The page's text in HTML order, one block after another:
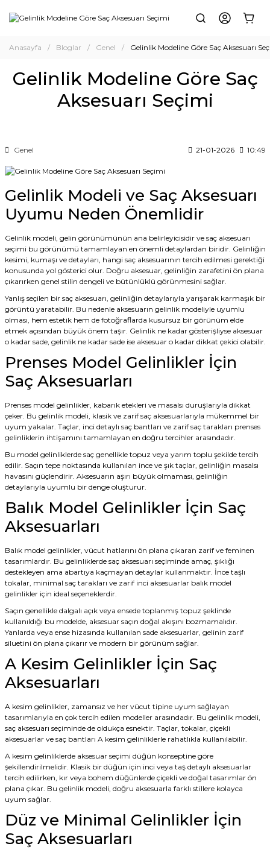
Anasayfa Bloglar Genel Gelinlik Modeline Göre Saç Aksesuarı
Gelinlik Modeline Göre Saç
Aksesuarı Seçimi
Genel 21-01-2026 10:49
Gelinlik Modeli ve Saç Aksesuarı
Uyumu Neden Önemlidir
Gelinlik modeli, gelin görünümünün ana belirleyicisidir ve saç aksesuarı
seçimi bu görünümü tamamlayan en önemli detaylardan biridir. Gelinliğin
kesimi, kumaşı ve detayları, hangi saç aksesuarının tercih edilmesi gerektiği
konusunda yol gösterici olur. Doğru aksesuar, gelinliğin zarafetini ön plana
çıkarırken genel stilin dengeli ve bütünlüklü görünmesini sağlar.
Yanlış seçilen bir saç aksesuarı, gelinliğin detaylarıyla yarışarak karmaşık bir
görüntü yaratabilir. Bu nedenle aksesuarın gelinlik modeliyle uyumlu
olması, hem estetik hem de fotoğraflarda kusursuz bir görünüm elde
etmek açısından büyük önem taşır. Gelinlik ne kadar gösterişliyse aksesuar
o kadar sade, gelinlik ne kadar sade ise aksesuar o kadar dikkat çekici olabilir.
Prenses Model Gelinlikler İçin
Saç Aksesuarları
Prenses model gelinlikler, kabarık etekleri ve masalsı duruşlarıyla dikkat
çeker. Bu gelinlik modeli, klasik ve zarif saç aksesuarlarıyla mükemmel bir
uyum yakalar. Taçlar, inci detaylı saç bantları ve zarif saç tarakları prenses
gelinliklerin ihtişamını tamamlayan en doğru tercihler arasındadır.
Bu model gelinliklerde saç genellikle topuz veya yarım toplu şekilde tercih
edilir. Saçın tepe noktasında kullanılan ince ve şık taçlar, gelinliğin masalsı
havasını güçlendirir. Aksesuarın aşırı büyük olmaması, gelinliğin
detaylarıyla uyumlu bir denge oluşturur.
Balık Model Gelinlikler İçin Saç
Aksesuarları
Balık model gelinlikler, vücut hatlarını ön plana çıkaran zarif ve feminen
tasarımlardır. Bu gelinliklerde saç aksesuarı seçiminde amaç, şıklığı
destekleyen ama abartıya kaçmayan detaylar kullanmaktır. İnce taşlı
tokalar, minimal saç tarakları ve zarif inci aksesuarlar balık model
gelinlikler için ideal seçeneklerdir.
Saçın genellikle dalgalı açık veya ensede toplanmış topuz şeklinde
kullanıldığı bu modelde, aksesuar saçın doğal akışını bozmamalıdır.
Yanlarda veya ense hizasında kullanılan sade aksesuarlar, gelinin zarif
siluetini ön plana çıkarır ve modern bir görünüm sağlar.
A Kesim Gelinlikler İçin Saç
Aksesuarları
A kesim gelinlikler, zamansız ve her vücut tipine uyum sağlayan
tasarımlarıyla en çok tercih edilen modeller arasındadır. Bu gelinlik modeli,
saç aksesuarı seçiminde de oldukça esnektir. Taçlar, tokalar, çiçekli
aksesuarlar ve saç bantları A kesim gelinliklerle rahatlıkla kullanılabilir.
A kesim gelinliklerde aksesuar seçimi düğün konseptine göre
şekillendirilmelidir. Klasik bir düğün için inci veya taş detaylı aksesuarlar
tercih edilirken, kır veya bohem düğünlerde çiçekli ve doğal tasarımlar ön
plana çıkar. Bu gelinlik modeli, doğru aksesuarla farklı stillere kolayca
uyum sağlar.
Düz ve Minimal Gelinlikler İçin
Saç Aksesuarları